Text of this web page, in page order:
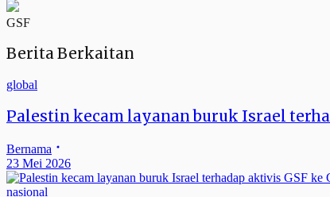
GSF
Berita Berkaitan
global
Palestin kecam layanan buruk Israel
Bernama
23 Mei 2026
nasional